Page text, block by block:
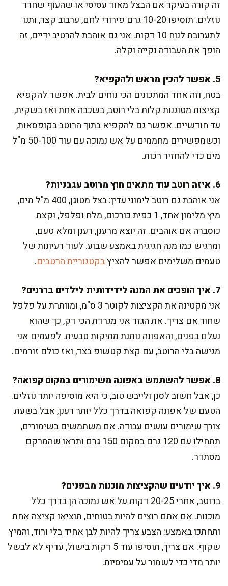
זה קורה בעיקר אם הבצל מאוד עסיסי או שהעוף שחרר
נוזלים. תוסיפו 10-20 גרם פירורי לחם, ערבוב קצר, ותנו
לתערובת לנוח 10 דקות. אני גם אוהבת להרטיב ידיים, זה
הופך את העבודה נקייה וקלה.
5. אפשר להכין מראש ולהקפיא?
בטח, וזה אחד המתכונים הכי נוחים לבית. אפשר להקפיא
קציצות מטוגנות קלות בלי רוטב, בשכבה אחת ואז בשקית,
עד חודשיים. אפשר גם להקפיא בתוך הרוטב בקופסאות,
וכשמפשירים מחממים על אש נמוכה עם עוד 50-100 מ"ל
מים כדי להחזיר רכות.
6. איזה רוטב עוד מתאים חוץ מרוטב עגבניות?
אני אוהבת גם רוטב לימוני עדין: בצל מטוגן, 400 מ"ל מים,
מיץ מלימון אחד, 1 כפית כורכום, מלח ופלפל, וקצת
כוסברה אם אוהבים. זה יוצא מרענן, רענן ומלא טעם,
ומרגיש כמו מנה חגיגית באמצע שבוע. לעוד רעיונות של
טעמים משלימים אפשר להציץבקטגוריית הרטבים.
7. איך הופכים את המנה לידידותית לילדים בררנים?
אני מקטינה את הקציצות לקוטר 3 ס"מ, ומוותרת על פלפל
שחור אם צריך. את הגזר אני מגרדת הכי דק, כך שהוא
נעלם בפנים, והאפונה נותנת מתיקות טבעית. לפעמים אני
מגישה בלי הרוטב, עם קצת קטשופ בצד, ואז כולם זורמים.
8. אפשר להשתמש באפונה משימורים במקום קפואה?
כן, אבל חשוב לסנן ולייבש טוב, כי היא מוסיפה יותר נוזלים.
הטעם של אפונה קפואה בדרך כלל יותר רענן, אבל בשעת
צורך שימורים עושים עבודה. אם משתמשים בשימורים,
תתחילו עם 120 גרם במקום 150 גרם ותראו שהמרקם
מסתדר.
9. איך יודעים שהקציצות מוכנות מבפנים?
ברוטב, אחרי 20-25 דקות על אש נמוכה הן בדרך כלל
מוכנות. אם אתם רוצים להיות בטוחים, תוציאו קציצה אחת
ותחתכו באמצע: הצבע צריך להיות לבן אחיד בלי ורוד, והמיץ
שקוף. אם צריך, תוסיפו עוד 5 דקות בישול, עדיף לא לבשל
יותר מדי כדי לשמור על עסיסיות.